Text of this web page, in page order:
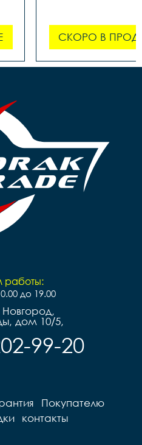
СКОРО В
работы:
до 19.00
Новгород,
дом 10/5,
99-20
Покупателю
контакты